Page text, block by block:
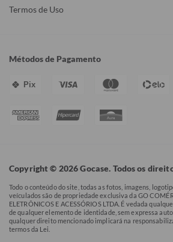
Termos de Uso
Métodos de Pagamento
Pix
Copyright © 2026 Gocase. Todos os
Todo o conteúdo do site, todas as fotos, imagens,
veículados são de propriedade exclusiva da GO
ELETRÔNICOS E ACESSÓRIOS LTDA. É vedada
de qualquer elemento de identidade, sem expressa
qualquer direito mencionado implicará na
termos da Lei.